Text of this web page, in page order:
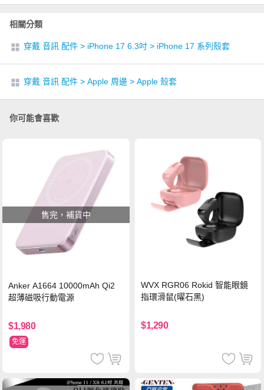
相關分類
穿戴 音訊 配件 > iPhone 17 6.3吋 > iPhone 17 系列殼套
穿戴 音訊 配件 > Apple 周邊 > Apple 殼套
你可能會喜歡
售完，補貨中
Anker A1664 10000mAh Qi2
超薄磁吸行動電源
$1,980
免運
WVX RGR06 Rokid 智能眼鏡
指環滑鼠(曜石黑)
$1,290